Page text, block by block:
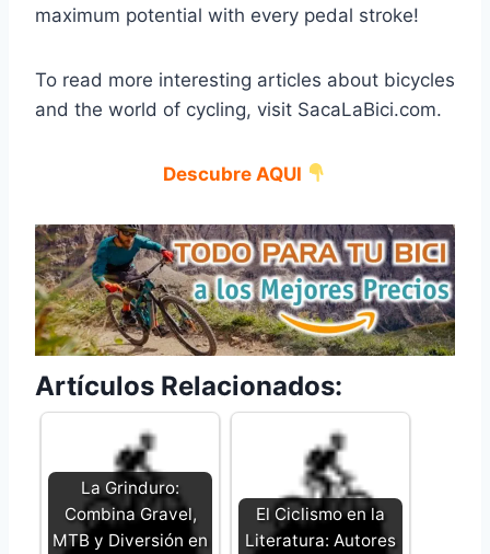
maximum potential with every pedal stroke!
To read more interesting articles about bicycles
and the world of cycling, visit SacaLaBici.com.
Descubre AQUI
Artículos Relacionados:
La Grinduro:
Combina Gravel,
MTB y Diversión en
El Ciclismo en la
Literatura: Autores